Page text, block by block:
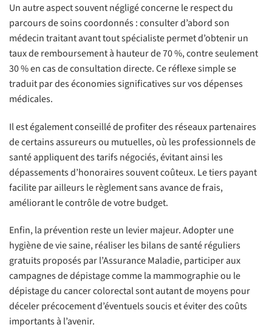
Un autre aspect souvent négligé concerne le respect du
parcours de soins coordonnés : consulter d’abord son
médecin traitant avant tout spécialiste permet d’obtenir un
taux de remboursement à hauteur de 70 %, contre seulement
30 % en cas de consultation directe. Ce réflexe simple se
traduit par des économies significatives sur vos dépenses
médicales.
Il est également conseillé de profiter des réseaux partenaires
de certains assureurs ou mutuelles, où les professionnels de
santé appliquent des tarifs négociés, évitant ainsi les
dépassements d’honoraires souvent coûteux. Le tiers payant
facilite par ailleurs le règlement sans avance de frais,
améliorant le contrôle de votre budget.
Enfin, la prévention reste un levier majeur. Adopter une
hygiène de vie saine, réaliser les bilans de santé réguliers
gratuits proposés par l’Assurance Maladie, participer aux
campagnes de dépistage comme la mammographie ou le
dépistage du cancer colorectal sont autant de moyens pour
déceler précocement d’éventuels soucis et éviter des coûts
importants à l’avenir.